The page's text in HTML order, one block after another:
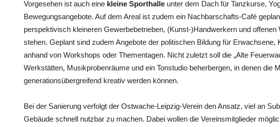
Vorgesehen ist auch eine kleine Sporthalle unter dem Dach für Tanzkurse,
Bewegungsangebote. Auf dem Areal ist zudem ein Nachbarschafts-Café
perspektivisch kleineren Gewerbebetrieben, (Kunst-)Handwerkern und offenen
stehen. Geplant sind zudem Angebote der politischen Bildung für Erwachsene,
anhand von Workshops oder Thementagen. Nicht zuletzt soll die „Alte
Werkstätten, Musikprobenräume und ein Tonstudio beherbergen, in denen die
generationsübergreifend kreativ werden können.
Bei der Sanierung verfolgt der Ostwache-Leipzig-Verein den Ansatz, viel an
Gebäude schnell nutzbar zu machen. Dabei wollen die Vereinsmitglieder